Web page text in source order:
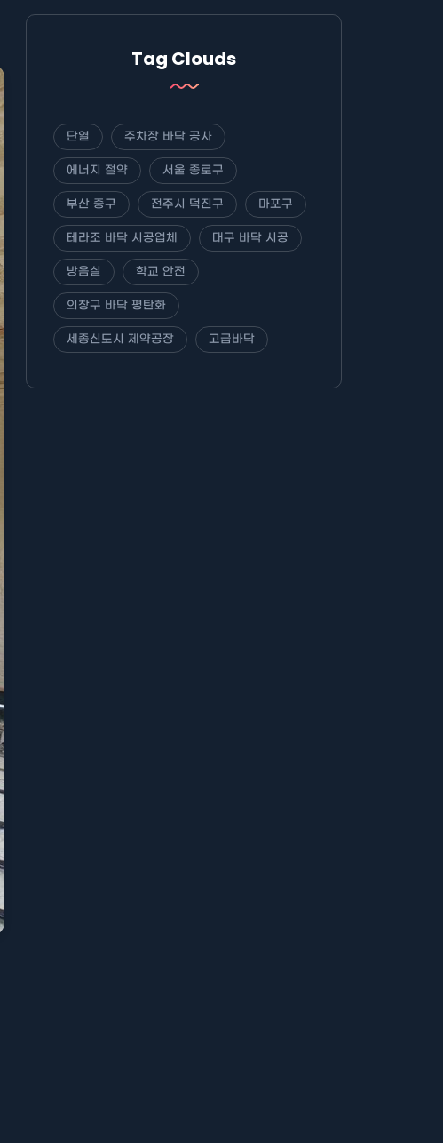
Tag Clouds
단열 주차장 바닥 공사
에너지 절약 서울 종로구
부산 중구 전주시 덕진구 마포구
테라조 바닥 시공업체 대구 바닥 시공
방음실 학교 안전
의창구 바닥 평탄화
세종신도시 제약공장 고급바닥